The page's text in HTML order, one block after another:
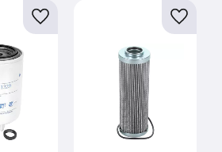
Lägg till i favoriter Lägg